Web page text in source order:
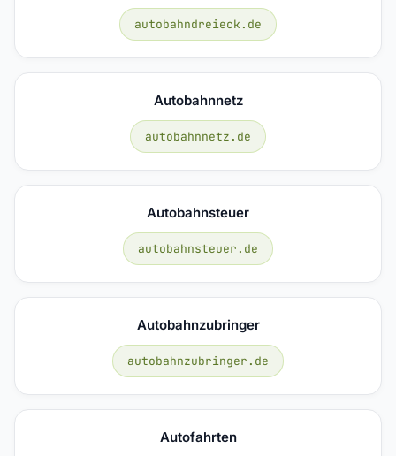
autobahndreieck.de
Autobahnnetz
autobahnnetz.de
Autobahnsteuer
autobahnsteuer.de
Autobahnzubringer
autobahnzubringer.de
Autofahrten